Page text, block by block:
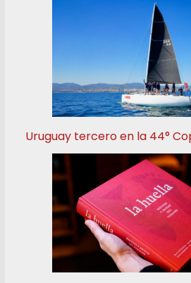
Uruguay tercero en la 44°